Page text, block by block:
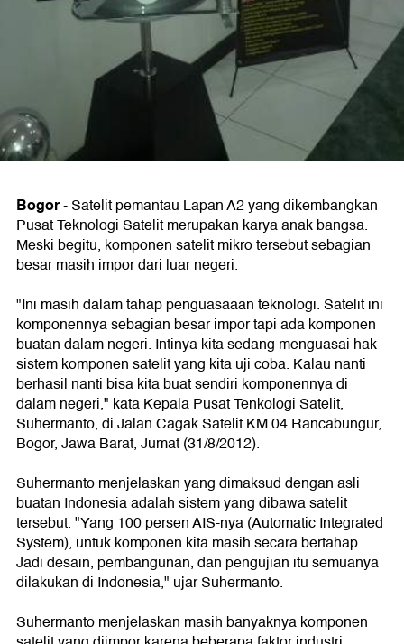
Bogor-Satelit pemantau Lapan A2 yang dikembangkan
Pusat Teknologi Satelit merupakan karya anak bangsa.
Meski begitu, komponen satelit mikro tersebut sebagian
besar masih impor dari luar negeri.
"Ini masih dalam tahap penguasaaan teknologi. Satelit ini
komponennya sebagian besar impor tapi ada komponen
buatan dalam negeri. Intinya kita sedang menguasai hak
sistem komponen satelit yang kita uji coba. Kalau nanti
berhasil nanti bisa kita buat sendiri komponennya di
dalam negeri," kata Kepala Pusat Tenkologi Satelit,
Suhermanto, di Jalan Cagak Satelit KM 04 Rancabungur,
Bogor, Jawa Barat, Jumat (31/8/2012).
Suhermanto menjelaskan yang dimaksud dengan asli
buatan Indonesia adalah sistem yang dibawa satelit
tersebut. "Yang 100 persen AIS-nya (Automatic Integrated
System), untuk komponen kita masih secara bertahap.
Jadi desain, pembangunan, dan pengujian itu semuanya
dilakukan di Indonesia," ujar Suhermanto.
Suhermanto menjelaskan masih banyaknya komponen